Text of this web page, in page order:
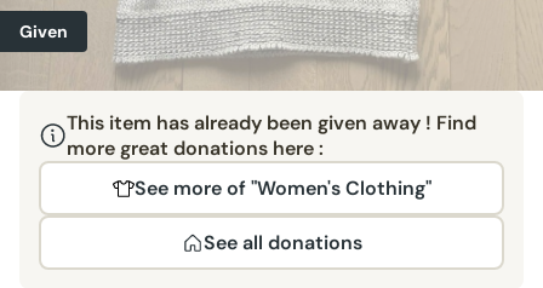
Given
This item has already been given away ! Find
more great donations here :
See more of "Women's Clothing"
See all donations